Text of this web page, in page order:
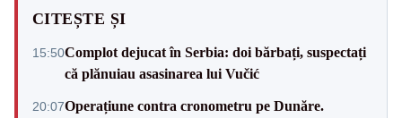
CITEȘTE ȘI
15:50Complot dejucat în Serbia: doi bărbați, suspectați
că plănuiau asasinarea lui Vučić
20:07Operațiune contra cronometru pe Dunăre.